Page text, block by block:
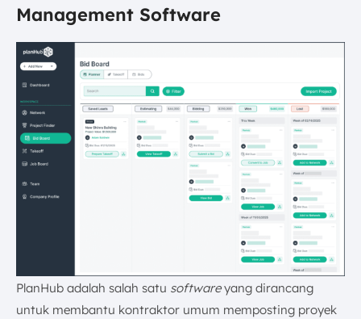
Management Software
PlanHub adalah salah satu softwareyang dirancang
untuk membantu kontraktor umum memposting proyek